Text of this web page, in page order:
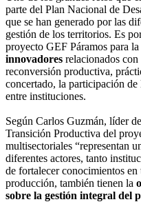
parte del Plan Nacional de
que se han generado por las
gestión de los territorios. Es
proyecto GEF Páramos para
innovadores relacionados
reconversión productiva,
concertado, la participación
entre instituciones.
Según Carlos Guzmán, líder
Transición Productiva del
multisectoriales “representan
diferentes actores, tanto
de fortalecer conocimientos
producción, también tienen la
sobre la gestión integral del